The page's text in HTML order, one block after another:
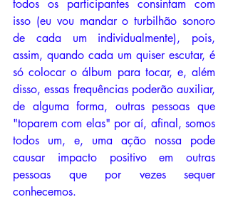
todos os participantes consintam com
isso (eu vou mandar o turbilhão sonoro
de cada um individualmente), pois,
assim, quando cada um quiser escutar, é
só colocar o álbum para tocar, e, além
disso, essas frequências poderão auxiliar,
de alguma forma, outras pessoas que
"toparem com elas" por aí, afinal, somos
todos um, e, uma ação nossa pode
causar impacto positivo em outras
pessoas que por vezes sequer
conhecemos.